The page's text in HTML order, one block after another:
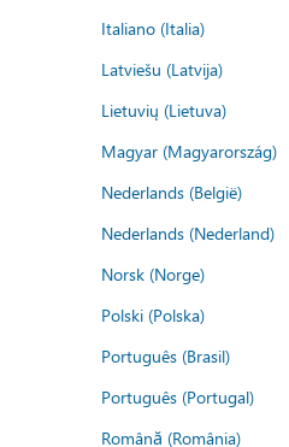
Italiano (Italia)
Latviešu (Latvija)
Lietuvių (Lietuva)
Magyar (Magyarország)
Nederlands (België)
Nederlands (Nederland)
Norsk (Norge)
Polski (Polska)
Português (Brasil)
Português (Portugal)
Română (România)